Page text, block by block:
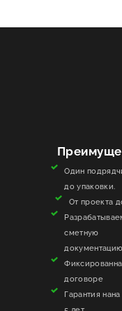
Один
до упаковки.
От проекта
сметную
документацию
договоре
Гарантия